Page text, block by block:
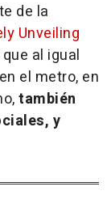
de la
Unveiling
al igual
el metro, en
también
y